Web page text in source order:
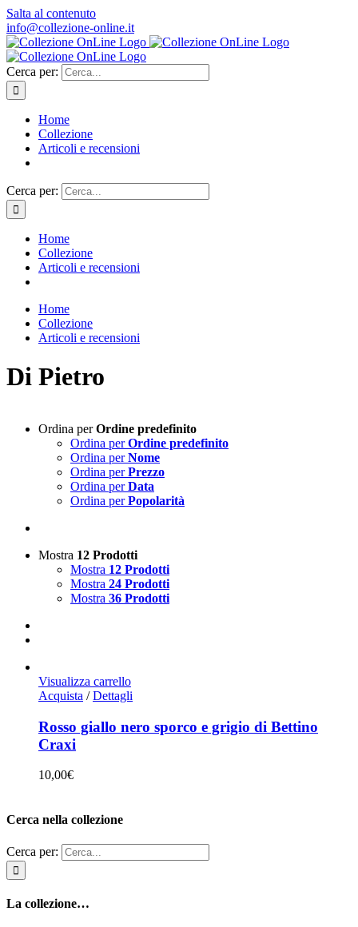
Salta al contenuto
info@collezione-online.it
Cerca per:
Home
Collezione
Articoli e recensioni
Cerca per:
Home
Collezione
Articoli e recensioni
Home
Collezione
Articoli e recensioni
Di Pietro
Ordina perOrdine predefinito
Ordina perOrdine predefinito
Ordina perNome
Ordina perPrezzo
Ordina perData
Ordina perPopolarità
Mostra 12 Prodotti
Mostra 12 Prodotti
Mostra 24 Prodotti
Mostra 36 Prodotti
Visualizza carrello
Acquista / Dettagli
Rosso giallo nero sporco e grigio di Bettino
Craxi
10,00€
Cerca nella collezione
Cerca per:
La collezione…